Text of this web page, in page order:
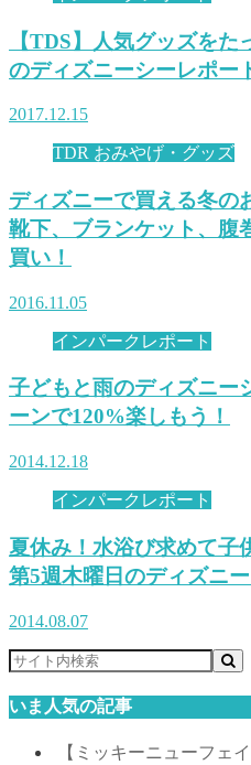
【TDS】人気グッズをた
のディズニーシーレポー
2017.12.15
TDR おみやげ・グッズ
ディズニーで買える冬の
靴下、ブランケット、腹
買い！
2016.11.05
インパークレポート
子どもと雨のディズニー
ーンで120%楽しもう！
2014.12.18
インパークレポート
夏休み！水浴び求めて子
第5週木曜日のディズニー
2014.08.07
いま人気の記事
【ミッキーニューフェ